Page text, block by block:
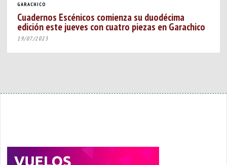
GARACHICO
Cuadernos Escénicos comienza su duodécima
edición este jueves con cuatro piezas en Garachico
19/07/2023